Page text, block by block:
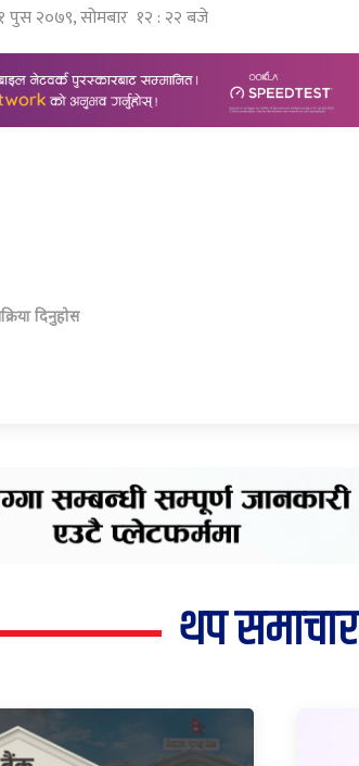
पुस २०७९, सोमबार १२ : २२ बजे
दिनुहोस
थप समाचार